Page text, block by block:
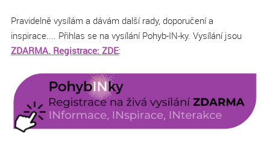
Pravidelně vysílám a dávám další rady, doporučení a
inspirace.... Přihlas se na vysílání Pohyb-IN-ky. Vysílání jsou
ZDARMA. Registrace: ZDE: